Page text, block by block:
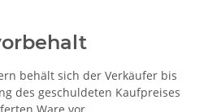
behält sich der Verkäufer bis
des geschuldeten Kaufpreises